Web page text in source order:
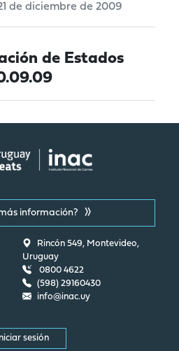
de diciembre de 2009
de Estados
información?
Rincón 549, Montevideo,
Uruguay
0800 4622
(598) 29160430
info@inac.uy
Iniciar sesión